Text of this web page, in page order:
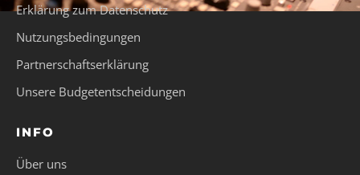
Erklärung zum Datenschutz
Nutzungsbedingungen
Partnerschaftserklärung
Unsere Budgetentscheidungen
INFO
Über uns